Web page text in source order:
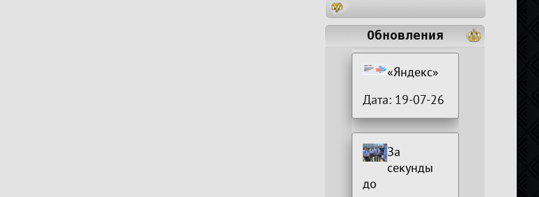
Обновления
«Яндекс»
Дата: 19-07-26
За
секунды
до